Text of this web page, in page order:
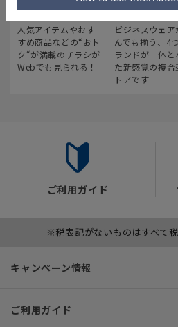
最新のお買い得情報
人気アイテムやおす
すめ商品などの“おト
ク“が満載のチラシが
Webでも見られる！
スーツスク
ビジネスウェア
んでも揃う、4
ランドが一体と
た新感覚の複合
トアです
ご利用ガイド
※税表記がないものはすべて
キャンペーン情報
ご利用ガイド